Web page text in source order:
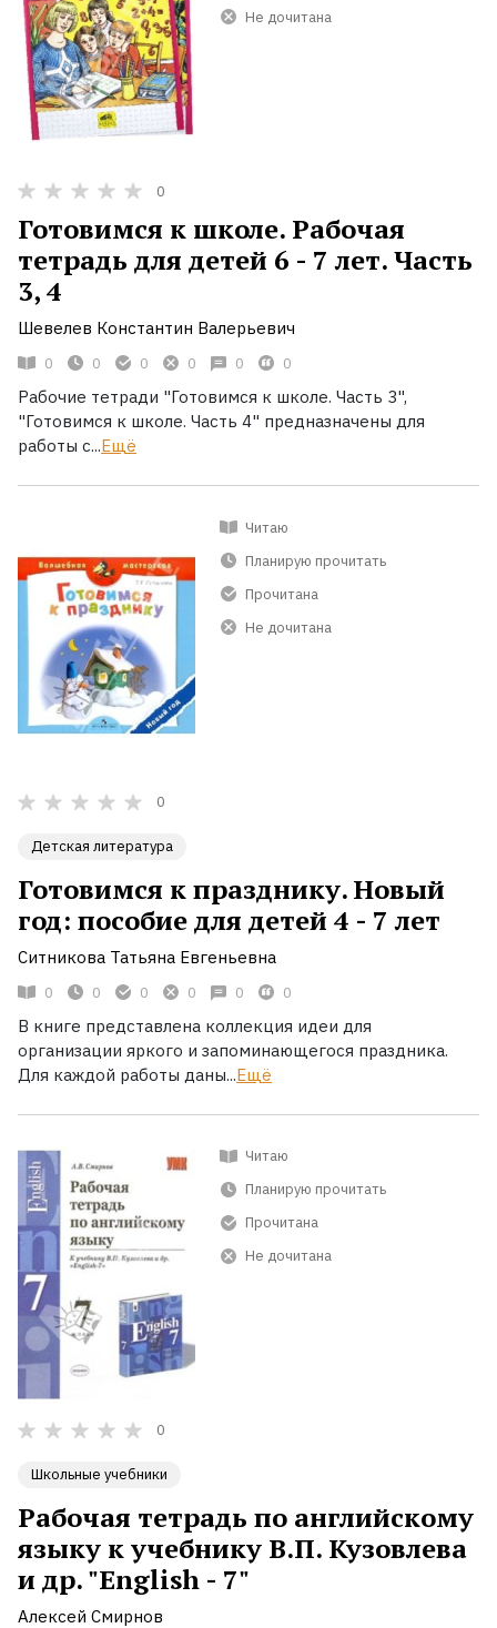
Не дочитана
0
Готовимся к школе. Рабочая
тетрадь для детей 6 - 7 лет. Часть
3, 4
Шевелев Константин Валерьевич
0 0 0 0 0 0
Рабочие тетради "Готовимся к школе. Часть 3",
"Готовимся к школе. Часть 4" предназначены для
работы с...Ещё
Читаю
Планирую прочитать
Прочитана
Не дочитана
0
Детская литература
Готовимся к празднику. Новый
год: пособие для детей 4 - 7 лет
Ситникова Татьяна Евгеньевна
0 0 0 0 0 0
В книге представлена коллекция идеи для
организации яркого и запоминающегося праздника.
Для каждой работы даны...Ещё
Читаю
Планирую прочитать
Прочитана
Не дочитана
0
Школьные учебники
Рабочая тетрадь по английскому
языку к учебнику В.П. Кузовлева
и др. "English - 7"
Алексей Смирнов